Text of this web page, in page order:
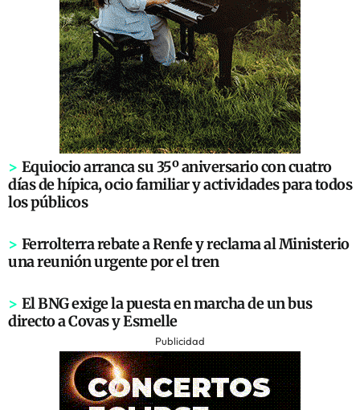
> Equiocio arranca su 35º aniversario con cuatro
días de hípica, ocio familiar y actividades para todos
los públicos
> Ferrolterra rebate a Renfe y reclama al Ministerio
una reunión urgente por el tren
> El BNG exige la puesta en marcha de un bus
directo a Covas y Esmelle
Publicidad